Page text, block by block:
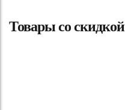
Товары со скидкой